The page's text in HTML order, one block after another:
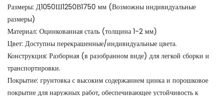
Размеры: Д1050Ш1250В1750 мм (Возможны индивидуальные
размеры)
Материал: Оцинкованная сталь (толщина 1-2 мм)
Цвет: Доступны перекрашенные/индивидуальные цвета.
Конструкция: Разборная (в разобранном виде) для легкой сборки и
транспортировки.
Покрытие: грунтовка с высоким содержанием цинка и порошковое
покрытие для наружных работ, обеспечивающее устойчивость к